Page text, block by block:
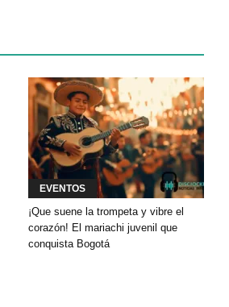
EVENTOS
¡Que suene la trompeta y vibre el
corazón! El mariachi juvenil que
conquista Bogotá